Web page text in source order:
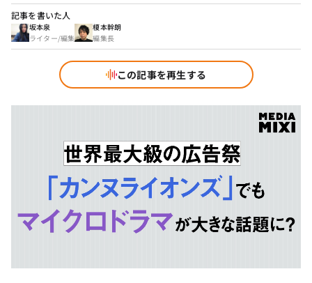
記事を書いた人
坂本泉
ライター/編集
榎本幹朗
編集長
この記事を再生する